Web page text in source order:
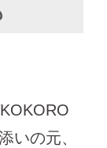
いの元、